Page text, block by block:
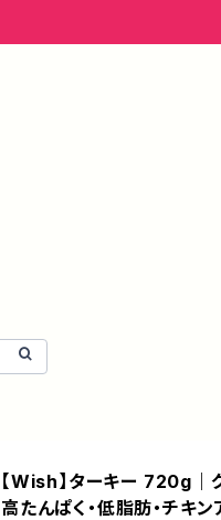
【Wish】ターキー 720g｜
高たんぱく・低脂肪・チキ